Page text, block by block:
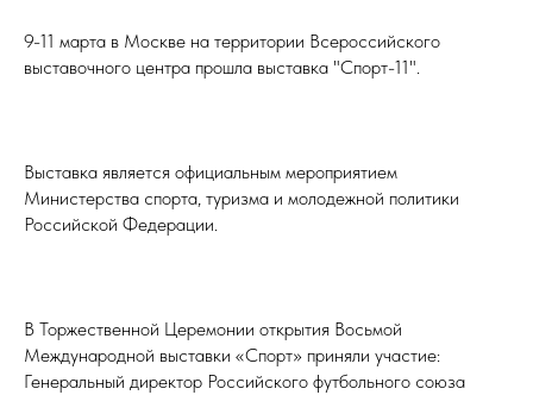
9-11 марта в Москве на территории Всероссийского
выставочного центра прошла выставка "Спорт-11".
Выставка является официальным мероприятием
Министерства спорта, туризма и молодежной политики
Российской Федерации.
В Торжественной Церемонии открытия Восьмой
Международной выставки «Спорт» приняли участие:
Генеральный директор Российского футбольного союза